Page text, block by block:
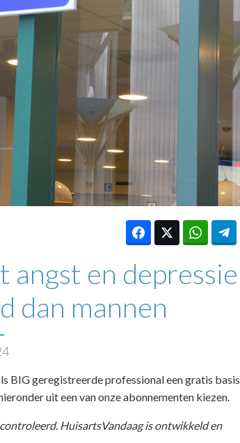
angst en depressie
dan mannen
BIG geregistreerde professional een gratis basis
uit een van onze abonnementen kiezen.
HuisartsVandaag is ontwikkeld en